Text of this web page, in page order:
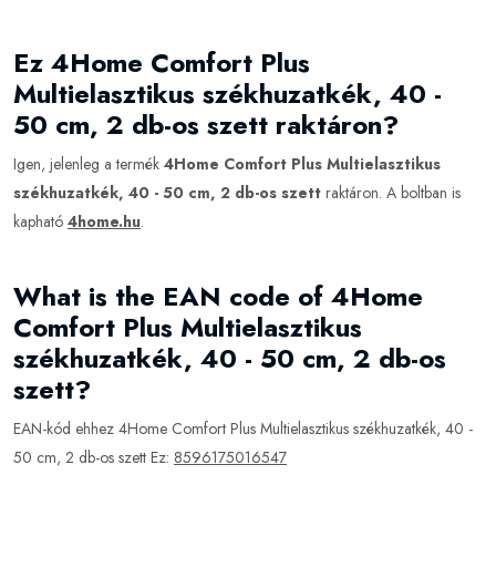
Ez 4Home Comfort Plus
Multielasztikus székhuzatkék, 40 -
50 cm, 2 db-os szett raktáron?
Igen, jelenleg a termék 4Home Comfort Plus Multielasztikus
székhuzatkék, 40 - 50 cm, 2 db-os szett raktáron. A boltban is
kapható 4home.hu.
What is the EAN code of 4Home
Comfort Plus Multielasztikus
székhuzatkék, 40 - 50 cm, 2 db-os
szett?
EAN-kód ehhez 4Home Comfort Plus Multielasztikus székhuzatkék, 40 -
50 cm, 2 db-os szett Ez: 8596175016547